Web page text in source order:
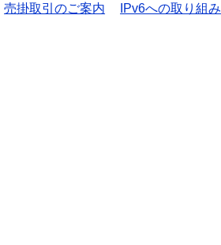
売掛取引のご案内
IPv6への取り組み